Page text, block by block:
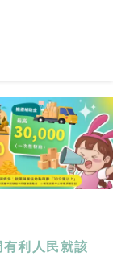
利人民就該